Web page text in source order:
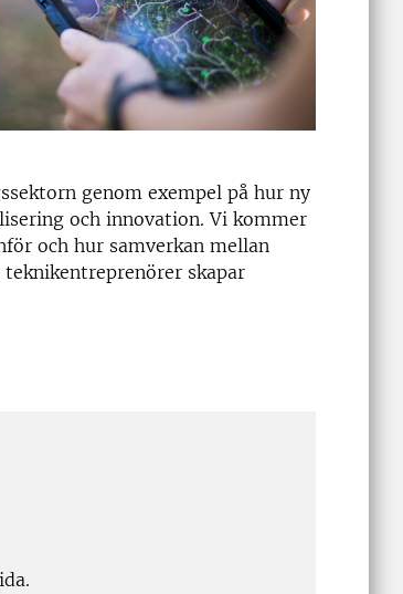
genom exempel på hur ny
och innovation. Vi kommer
och hur samverkan mellan
skapar